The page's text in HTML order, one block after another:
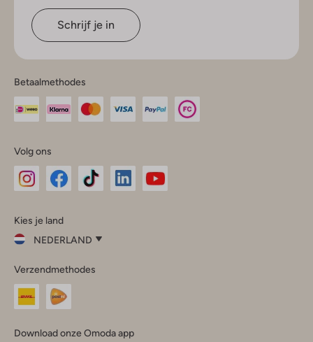
Schrijf je in
Betaalmethodes
Volg ons
InstagramFacebook
Kies je land
NEDERLAND
je
land
Nederland
Verzendmethodes
Download onze Omoda app